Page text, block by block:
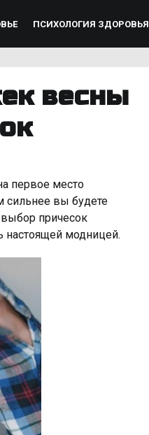
ПСИХОЛОГИЯ ЗДОРОВЬЯ
весны
первое место
сильнее вы будете
причесок
настоящей модницей.